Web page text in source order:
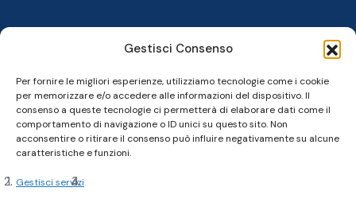
Gestisci Consenso
Per fornire le migliori esperienze, utilizziamo tecnologie come i cookie
per memorizzare e/o accedere alle informazioni del dispositivo. Il
consenso a queste tecnologie ci permetterà di elaborare dati come il
comportamento di navigazione o ID unici su questo sito. Non
acconsentire o ritirare il consenso può influire negativamente su alcune
caratteristiche e funzioni.
Gestisci servizi